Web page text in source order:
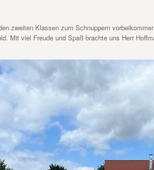
zweiten Klassen zum Schnuppern
Mit viel Freude und Spaß brachte uns Herr